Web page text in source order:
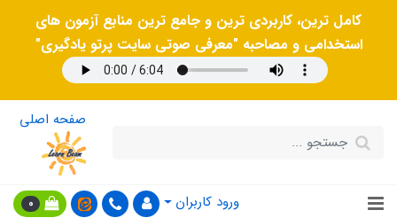
کامل ترین، کاربردی ترین و جامع ترین منابع آزمون های
استخدامی و مصاحبه "معرفی صوتی سایت پرتو یادگیری"
صفحه اصلی
ورود کاربران 0